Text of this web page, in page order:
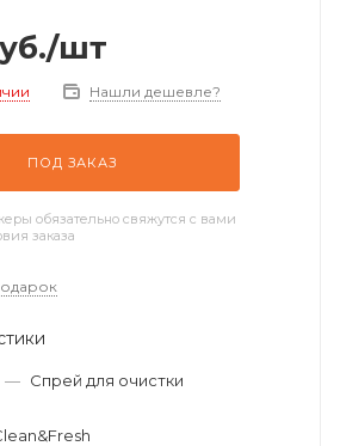
/шт
Нашли дешевле?
ПОД ЗАКАЗ
обязательно свяжутся с вами
заказа
— Спрей для очистки